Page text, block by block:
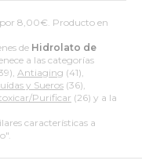
por 8,00€. Producto en
de Hidrolato de
a las categorías
Antiaging (41),
y Sueros (36),
Purificar (26) y a la
características a